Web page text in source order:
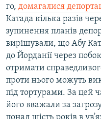
го, домагалися
Катада кілька разів
зупинення планів
вирішували, що Абу
до Йорданії через
отримати
проти нього можуть
під тортурами. За цей
його вважали за